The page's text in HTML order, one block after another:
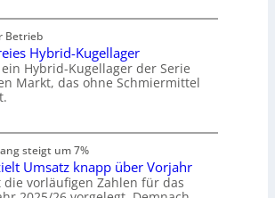
Betrieb
Hybrid-Kugellager
Hybrid-Kugellager der Serie
Markt, das ohne Schmiermittel
steigt um 7%
Umsatz knapp über Vorjahr
vorläufigen Zahlen für das